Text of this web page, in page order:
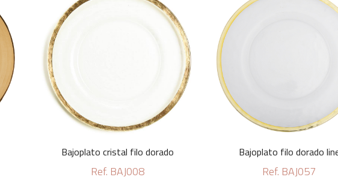
Bajoplato cristal filo dorado
Ref. BAJ008
Bajoplato filo dorado
Ref. BAJ057